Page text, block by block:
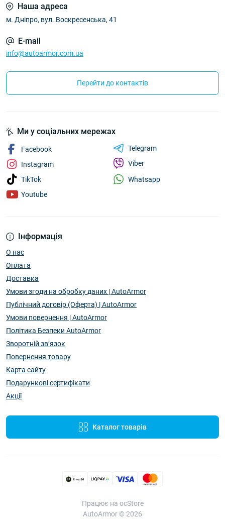
Наша адреса
м. Дніпро, вул. Воскресенська, 41
E-mail
info@autoarmor.com.ua
Перейти до контактів
Інформація
О нас
Оплата
Доставка
Умови згоди на обробку даних | AutoArmor
Публічний договір (Оферта) | AutoArmor
Умови повернення | AutoArmor
Політика Безпеки AutoArmor
Зворотній зв’язок
Повернення товару
Карта сайту
Подарункові сертифікати
Акції
Каталог товарів
Ми у соціальних мережах
Facebook
Instagram
TikTok
Youtube
Telegram
Viber
Whatsapp
Працює на ocStore
AutoArmor © 2026